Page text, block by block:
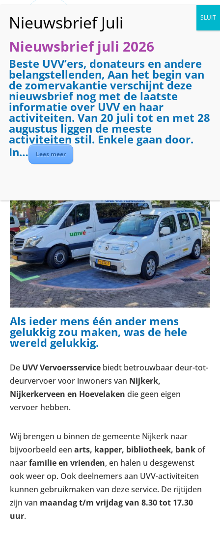
« Alle Evenementen
Dit evenement is voorbij.
Evenementenreeks:Vervoer
Vervoer
juli 2 @ 08:30-17:00
Als ieder mens één ander mens
gelukkig zou maken, was de hele
wereld gelukkig.
De UVV Vervoersservice biedt betrouwbaar deur-tot-
deurvervoer voor inwoners van Nijkerk,
Nijkerkerveen en Hoevelaken die geen eigen
vervoer hebben.
Wij brengen u binnen de gemeente Nijkerk naar
bijvoorbeeld een arts, kapper, bibliotheek, bankof
naarfamilie en vrienden, en halen u desgewenst
ook weer op. Ook deelnemers aan UVV-activiteiten
kunnen gebruikmaken van deze service. De rijtijden
zijn van maandag t/m vrijdag van 8.30 tot 17.30
uur.
Nieuwsbrief juli 2026
Beste UVV’ers, donateurs en andere
belangstellenden, Aan het begin van
de zomervakantie verschijnt deze
nieuwsbrief nog met de laatste
informatie over UVV en haar
activiteiten. Van 20 juli tot en met 28
augustus liggen de meeste
activiteiten stil. Enkele gaan door.
In…
Lees meer